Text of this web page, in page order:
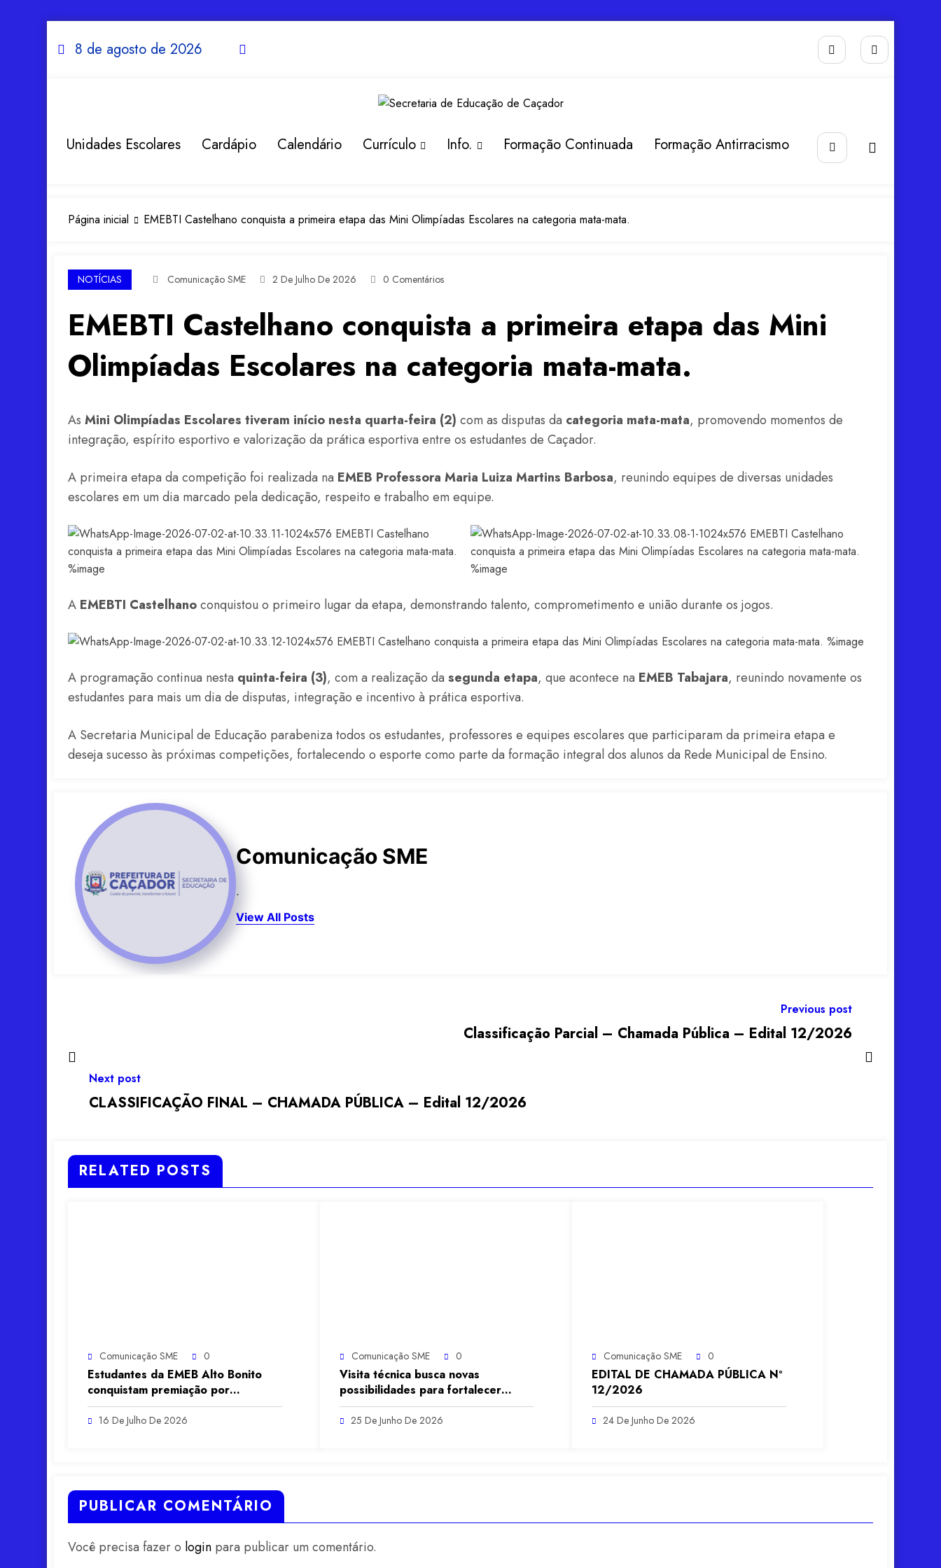
o
para
8 de agosto de 2026
Unidades Escolares Cardápio Calendário Currículo Info. Formação Continuada Formação Antirracismo
Página inicial EMEBTI Castelhano conquista a primeira etapa das Mini Olimpíadas Escolares na categoria mata-mata.
NOTÍCIAS Comunicação SME 2 De Julho De 2026 0 Comentários
EMEBTI Castelhano conquista a primeira etapa das Mini
Olimpíadas Escolares na categoria mata-mata.
As Mini Olimpíadas Escolares tiveram início nesta quarta-feira (2) com as disputas da categoria mata-mata, promovendo momentos de
integração, espírito esportivo e valorização da prática esportiva entre os estudantes de Caçador.
A primeira etapa da competição foi realizada na EMEB Professora Maria Luiza Martins Barbosa, reunindo equipes de diversas unidades
escolares em um dia marcado pela dedicação, respeito e trabalho em equipe.
A EMEBTI Castelhanoconquistou o primeiro lugar da etapa, demonstrando talento, comprometimento e união durante os jogos.
A programação continua nesta quinta-feira (3), com a realização da segunda etapa, que acontece na EMEB Tabajara, reunindo novamente os
estudantes para mais um dia de disputas, integração e incentivo à prática esportiva.
A Secretaria Municipal de Educação parabeniza todos os estudantes, professores e equipes escolares que participaram da primeira etapa e
deseja sucesso às próximas competições, fortalecendo o esporte como parte da formação integral dos alunos da Rede Municipal de Ensino.
Comunicação SME
.
View All Posts
Previous post
Classificação Parcial – Chamada Pública – Edital 12/2026
Next post
CLASSIFICAÇÃO FINAL – CHAMADA PÚBLICA – Edital 12/2026
RELATED POSTS
Comunicação SME 0
Estudantes da EMEB Alto Bonito
conquistam premiação por
frequência e boas práticas
escolares
16 De Julho De 2026
Comunicação SME 0
Visita técnica busca novas
possibilidades para fortalecer
experiências sensoriais na
educação infantil
25 De Junho De 2026
Comunicação SME 0
EDITAL DE CHAMADA PÚBLICA Nº
12/2026
24 De Junho De 2026
PUBLICAR COMENTÁRIO
Você precisa fazer o login para publicar um comentário.